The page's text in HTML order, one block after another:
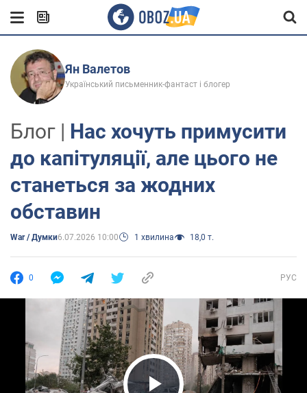
Ян Валетов
Український письменник-фантаст і блогер
Блог | Нас хочуть примусити
до капітуляції, але цього не
станеться за жодних
обставин
War / Думки6.07.2026 10:00 1 хвилина 18,0 т.
0 РУС